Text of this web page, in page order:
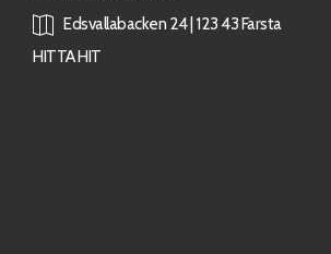
Edsvallabacken 24 | 123 43 Farsta
HITTA HIT